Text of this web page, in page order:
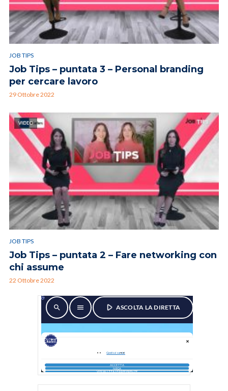
JOB TIPS
Job Tips – puntata 3 – Personal branding
per cercare lavoro
29 Ottobre 2022
VIDEO
JOB TIPS
Job Tips – puntata 2 – Fare networking con
chi assume
22 Ottobre 2022